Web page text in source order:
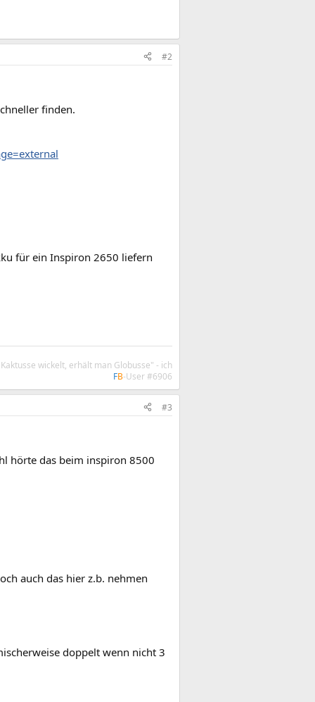
#2
finden.
für ein Inspiron 2650 liefern
wickelt, erhält man Globusse" - ich
FB-User #6906
#3
hörte das beim inspiron 8500
auch das hier z.b. nehmen
doppelt wenn nicht 3